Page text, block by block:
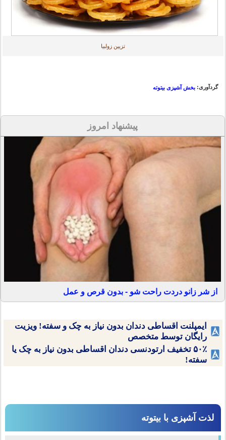
تزیین زولبیا
گردآوری: بخش آشپزی بیتوته
پیشنهاد امروز
از شر زانو دردت راحت شو - بدون قرص و عمل
ایمپلنت اقساطی دندان بدون نیاز به چک و سفته! ویزیت
رایگان توسط متخصص
۵۰٪ تخفیف ارتودنسی دندان اقساطی بدون نیاز به چک یا
سفته!
لذت آشپزی با بیتوته